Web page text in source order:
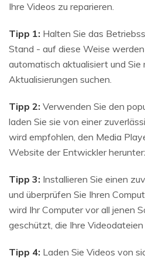
Ihre Videos zu reparieren.
Tipp 1: Halten Sie das
Stand - auf diese Weise
automatisch aktualisiert und Sie
Aktualisierungen suchen.
Tipp 2: Verwenden Sie den
laden Sie sie von einer
wird empfohlen, den Media
Website der Entwickler
Tipp 3: Installieren Sie einen
und überprüfen Sie Ihren
wird Ihr Computer vor all jenen
geschützt, die Ihre
Tipp 4: Laden Sie Videos von